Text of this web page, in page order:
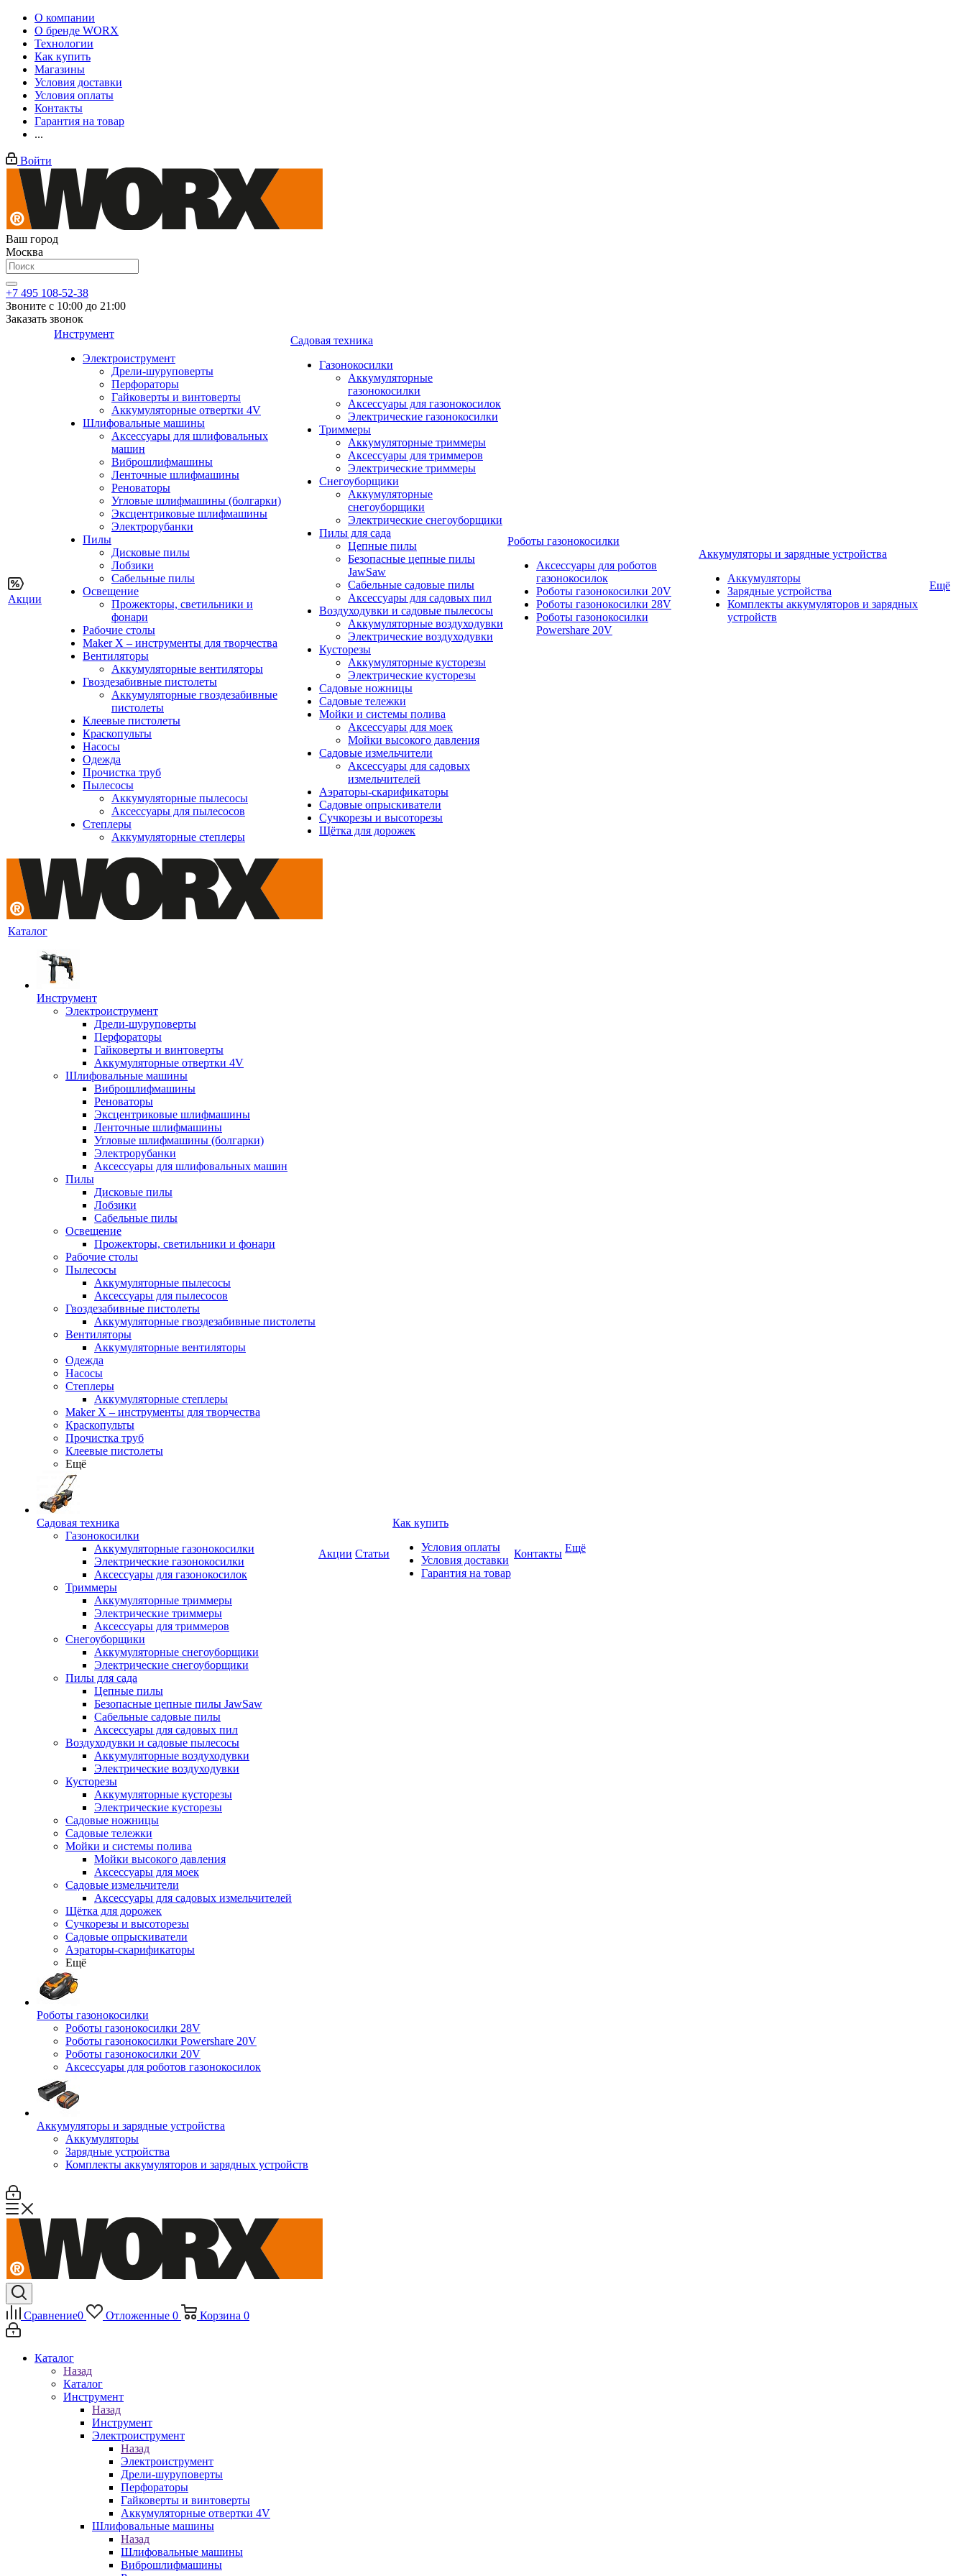
О компании
О бренде WORX
Технологии
Как купить
Магазины
Условия доставки
Условия оплаты
Контакты
Гарантия на товар
...
Войти
Ваш город
Москва
+7 495 108-52-38
Звоните с 10:00 до 21:00
Заказать звонок
Акции
Инструмент
Электроиструмент
Дрели-шуруповерты
Перфораторы
Гайковерты и винтоверты
Аккумуляторные отвертки 4V
Шлифовальные машины
Аксессуары для шлифовальных
машин
Виброшлифмашины
Ленточные шлифмашины
Реноваторы
Угловые шлифмашины (болгарки)
Эксцентриковые шлифмашины
Электрорубанки
Пилы
Дисковые пилы
Лобзики
Сабельные пилы
Освещение
Прожекторы, светильники и
фонари
Рабочие столы
Maker X – инструменты для творчества
Вентиляторы
Аккумуляторные вентиляторы
Гвоздезабивные пистолеты
Аккумуляторные гвоздезабивные
пистолеты
Клеевые пистолеты
Краскопульты
Насосы
Одежда
Прочистка труб
Пылесосы
Аккумуляторные пылесосы
Аксессуары для пылесосов
Степлеры
Аккумуляторные степлеры
Садовая техника
Газонокосилки
Аккумуляторные
газонокосилки
Аксессуары для газонокосилок
Электрические газонокосилки
Триммеры
Аккумуляторные триммеры
Аксессуары для триммеров
Электрические триммеры
Снегоуборщики
Аккумуляторные
снегоуборщики
Электрические снегоуборщики
Пилы для сада
Цепные пилы
Безопасные цепные пилы
JawSaw
Сабельные садовые пилы
Аксессуары для садовых пил
Воздуходувки и садовые пылесосы
Аккумуляторные воздуходувки
Электрические воздуходувки
Кусторезы
Аккумуляторные кусторезы
Электрические кусторезы
Садовые ножницы
Садовые тележки
Мойки и системы полива
Аксессуары для моек
Мойки высокого давления
Садовые измельчители
Аксессуары для садовых
измельчителей
Аэраторы-скарификаторы
Садовые опрыскиватели
Сучкорезы и высоторезы
Щётка для дорожек
Роботы газонокосилки
Аксессуары для роботов
газонокосилок
Роботы газонокосилки 20V
Роботы газонокосилки 28V
Роботы газонокосилки
Powershare 20V
Аккумуляторы и зарядные устройства
Аккумуляторы
Зарядные устройства
Комплекты аккумуляторов и зарядных
устройств
Ещё
Каталог
Инструмент
Электроиструмент
Дрели-шуруповерты
Перфораторы
Гайковерты и винтоверты
Аккумуляторные отвертки 4V
Шлифовальные машины
Виброшлифмашины
Реноваторы
Эксцентриковые шлифмашины
Ленточные шлифмашины
Угловые шлифмашины (болгарки)
Электрорубанки
Аксессуары для шлифовальных машин
Пилы
Дисковые пилы
Лобзики
Сабельные пилы
Освещение
Прожекторы, светильники и фонари
Рабочие столы
Пылесосы
Аккумуляторные пылесосы
Аксессуары для пылесосов
Гвоздезабивные пистолеты
Аккумуляторные гвоздезабивные пистолеты
Вентиляторы
Аккумуляторные вентиляторы
Одежда
Насосы
Степлеры
Аккумуляторные степлеры
Maker X – инструменты для творчества
Краскопульты
Прочистка труб
Клеевые пистолеты
Ещё
Садовая техника
Газонокосилки
Аккумуляторные газонокосилки
Электрические газонокосилки
Аксессуары для газонокосилок
Триммеры
Аккумуляторные триммеры
Электрические триммеры
Аксессуары для триммеров
Снегоуборщики
Аккумуляторные снегоуборщики
Электрические снегоуборщики
Пилы для сада
Цепные пилы
Безопасные цепные пилы JawSaw
Сабельные садовые пилы
Аксессуары для садовых пил
Воздуходувки и садовые пылесосы
Аккумуляторные воздуходувки
Электрические воздуходувки
Кусторезы
Аккумуляторные кусторезы
Электрические кусторезы
Садовые ножницы
Садовые тележки
Мойки и системы полива
Мойки высокого давления
Аксессуары для моек
Садовые измельчители
Аксессуары для садовых измельчителей
Щётка для дорожек
Сучкорезы и высоторезы
Садовые опрыскиватели
Аэраторы-скарификаторы
Ещё
Роботы газонокосилки
Роботы газонокосилки 28V
Роботы газонокосилки Powershare 20V
Роботы газонокосилки 20V
Аксессуары для роботов газонокосилок
Аккумуляторы и зарядные устройства
Аккумуляторы
Зарядные устройства
Комплекты аккумуляторов и зарядных устройств
Акции Статьи
Как купить
Условия оплаты
Условия доставки
Гарантия на товар
Контакты Ещё
Сравнение0 Отложенные 0 Корзина 0
Каталог
Назад
Каталог
Инструмент
Назад
Инструмент
Электроиструмент
Назад
Электроиструмент
Дрели-шуруповерты
Перфораторы
Гайковерты и винтоверты
Аккумуляторные отвертки 4V
Шлифовальные машины
Назад
Шлифовальные машины
Виброшлифмашины